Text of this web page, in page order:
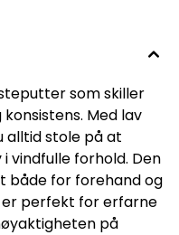
som skiller
Med lav
alltid stole på at
vindfulle forhold. Den
både for forehand og
er perfekt for erfarne
på